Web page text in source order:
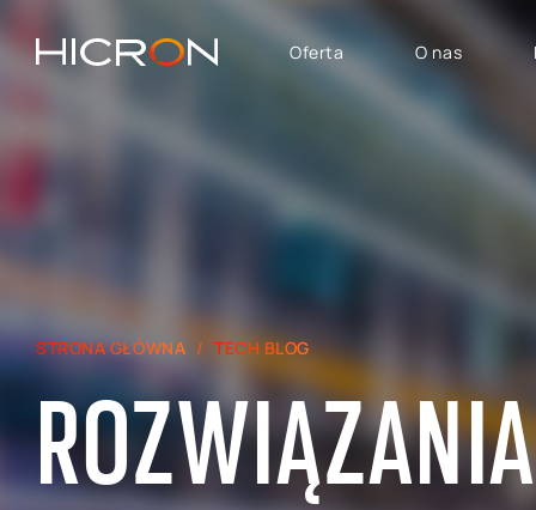
Oferta
SAP Signavio
SAP SuccessFactors
SAP dla Logistyki i
SAP — Obszar Sprzedaży,
Marketingu i Obsługi
Posprzedażowej
O nas
STRONA GŁÓWNA TECH BLOG